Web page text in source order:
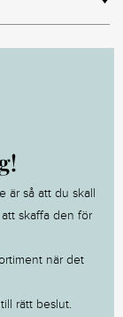
är så att du skall
skaffa den för
när det
rätt beslut.